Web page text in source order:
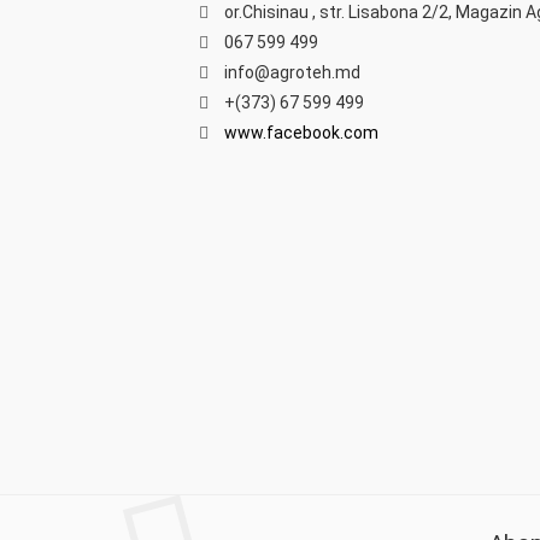
or.Chisinau , str. Lisabona 2/2, Magazin
067 599 499
info@agroteh.md
+(373) 67 599 499
www.facebook.com